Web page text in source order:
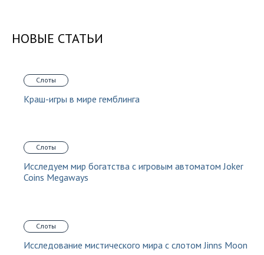
НОВЫЕ СТАТЬИ
Слоты
Краш-игры в мире гемблинга
Слоты
Исследуем мир богатства с игровым автоматом Joker
Coins Megaways
Слоты
Исследование мистического мира с слотом Jinns Moon